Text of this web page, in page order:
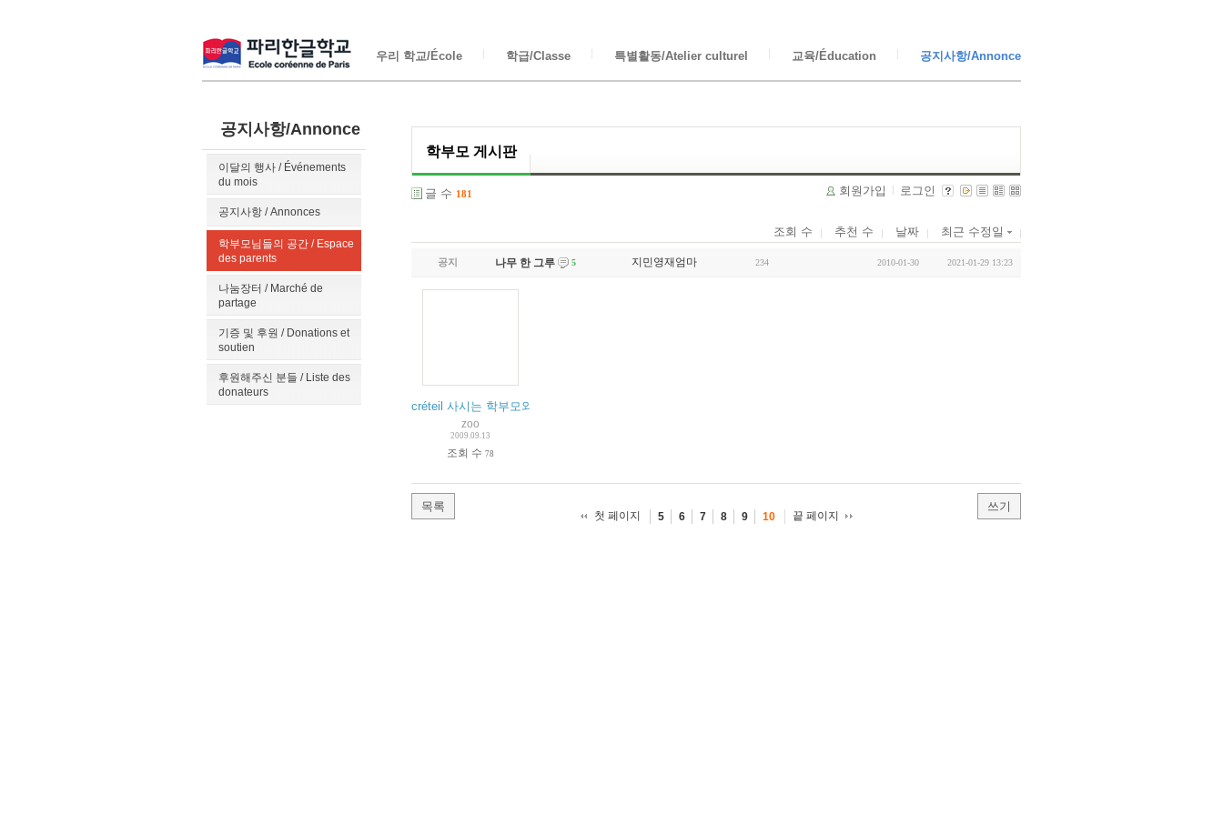
우리 학교/École 학급/Classe 특별활동/Atelier culturel 교육/Éducation 공지사항/Annonce
공지사항/Annonce
이달의 행사 / Événements
du mois
공지사항 / Annonces
학부모님들의 공간 / Espace
des parents
나눔장터 / Marché de
partage
기증 및 후원 / Donations et
soutien
후원해주신 분들 / Liste des
donateurs
학부모 게시판
글 수 181 회원가입 로그인
조회 수 추천 수 날짜 최근 수정일
공지 나무 한 그루 5 지민영재엄마 234 2010-01-30 2021-01-29 13:23
créteil 사시는 학부모와 연결을 희망합니다.
zoo
2009.09.13
조회 수 78
목록 쓰기
첫 페이지 5 6 7 8 9 10 끝 페이지